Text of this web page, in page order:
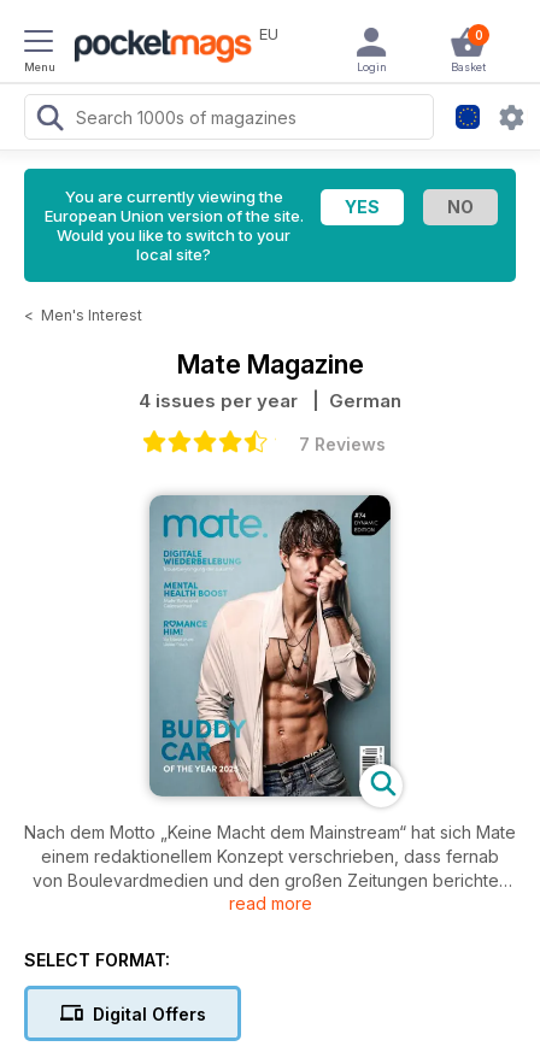
Menu
EU 0
Basket
Login
You are currently viewing the
European Union version of the site.
Would you like to switch to your
local site?
< Men's Interest
Mate Magazine
4 issues per year | German
7 Reviews
Nach dem Motto „Keine Macht dem Mainstream“ hat sich Mate
einem redaktionellem Konzept verschrieben, dass fernab
von Boulevardmedien und den großen Zeitungen berichtet.
Mate findet sie; die Geschichten vom Hinterhofdesigner, der
Mate kennt sie; die skurrilen Persönlichkeiten, die auch mal
die ein hübsches Gesicht UND Charakter haben. Seit über
zehn Jahren folgt Mate nunmehr ausschließlich einem Trend:
read more
SELECT FORMAT:
Digital Offers